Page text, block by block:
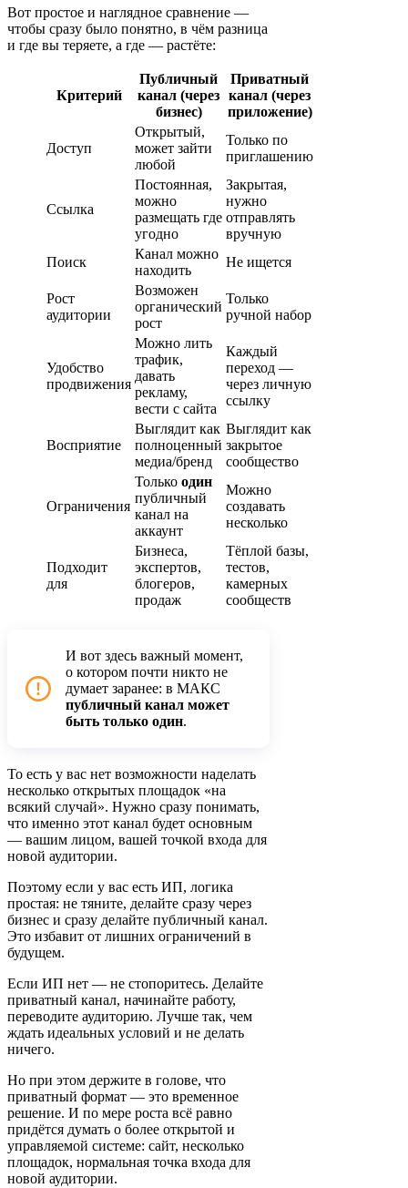
Вот простое и наглядное сравнение —
чтобы сразу было понятно, в чём разница
и где вы теряете, а где — растёте:
Критерий
Публичный
канал (через
бизнес)
Приватный
канал (через
приложение)
Доступ
Открытый,
может зайти
любой
Только по
приглашению
Ссылка
Постоянная,
можно
размещать где
угодно
Закрытая,
нужно
отправлять
вручную
Поиск
Канал можно
находить
Не ищется
Рост
аудитории
Возможен
органический
рост
Только
ручной набор
Удобство
продвижения
Можно лить
трафик,
давать
рекламу,
вести с сайта
Каждый
переход —
через личную
ссылку
Восприятие
Выглядит как
полноценный
медиа/бренд
Выглядит как
закрытое
сообщество
Ограничения
Только один
публичный
канал на
аккаунт
Можно
создавать
несколько
Подходит
для
Бизнеса,
экспертов,
блогеров,
продаж
Тёплой базы,
тестов,
камерных
сообществ
И вот здесь важный момент,
о котором почти никто не
думает заранее: в МАКС
публичный канал может
быть только один.
То есть у вас нет возможности наделать
несколько открытых площадок «на
всякий случай». Нужно сразу понимать,
что именно этот канал будет основным
— вашим лицом, вашей точкой входа для
новой аудитории.
Поэтому если у вас есть ИП, логика
простая: не тяните, делайте сразу через
бизнес и сразу делайте публичный канал.
Это избавит от лишних ограничений в
будущем.
Если ИП нет — не стопоритесь. Делайте
приватный канал, начинайте работу,
переводите аудиторию. Лучше так, чем
ждать идеальных условий и не делать
ничего.
Но при этом держите в голове, что
приватный формат — это временное
решение. И по мере роста всё равно
придётся думать о более открытой и
управляемой системе: сайт, несколько
площадок, нормальная точка входа для
новой аудитории.